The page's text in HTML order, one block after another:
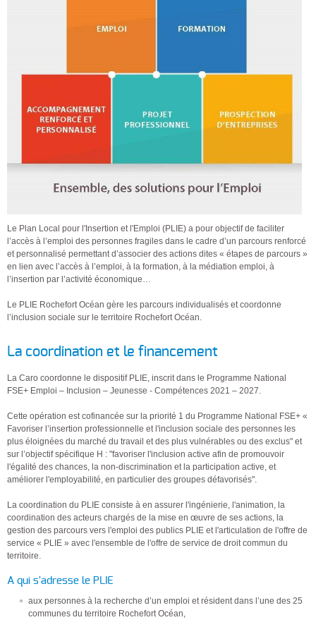
Le Plan Local pour l'Insertion et l'Emploi (PLIE) a pour objectif de faciliter
l’accès à l’emploi des personnes fragiles dans le cadre d’un parcours renforcé
et personnalisé permettant d’associer des actions dites « étapes de parcours »
en lien avec l’accès à l’emploi, à la formation, à la médiation emploi, à
l’insertion par l’activité économique…
Le PLIE Rochefort Océan gère les parcours individualisés et coordonne
l’inclusion sociale sur le territoire Rochefort Océan.
La coordination et le financement
La Caro coordonne le dispositif PLIE, inscrit dans le Programme National
FSE+ Emploi – Inclusion – Jeunesse - Compétences 2021 – 2027.
Cette opération est cofinancée sur la priorité 1 du Programme National FSE+ «
Favoriser l’insertion professionnelle et l'inclusion sociale des personnes les
plus éloignées du marché du travail et des plus vulnérables ou des exclus" et
sur l’objectif spécifique H : "favoriser l'inclusion active afin de promouvoir
l'égalité des chances, la non-discrimination et la participation active, et
améliorer l'employabilité, en particulier des groupes défavorisés".
La coordination du PLIE consiste à en assurer l'ingénierie, l'animation, la
coordination des acteurs chargés de la mise en œuvre de ses actions, la
gestion des parcours vers l'emploi des publics PLIE et l'articulation de l'offre de
service « PLIE » avec l'ensemble de l'offre de service de droit commun du
territoire.
A qui s'adresse le PLIE
aux personnes à la recherche d’un emploi et résident dans l’une des 25
communes du territoire Rochefort Océan,